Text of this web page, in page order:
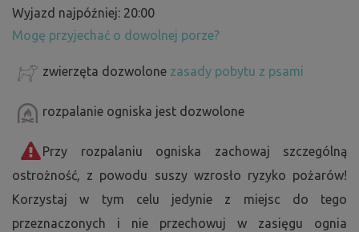
Wyjazd najpóźniej: 20:00
Mogę przyjechać o dowolnej porze?
zwierzęta dozwolone zasady pobytu z psami
rozpalanie ogniska jest dozwolone
Przy rozpalaniu ogniska zachowaj szczególną
ostrożność, z powodu suszy wzrosło ryzyko pożarów!
Korzystaj w tym celu jedynie z miejsc do tego
przeznaczonych i nie przechowuj w zasięgu ognia